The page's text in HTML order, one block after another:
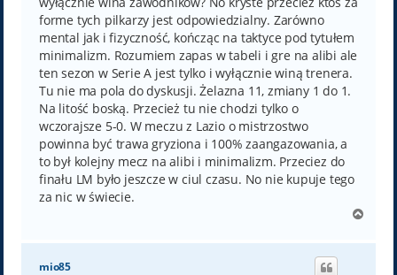
forme tych pilkarzy jest odpowiedzialny. Zarówno
mental jak i fizyczność, kończąc na taktyce pod tytułem
minimalizm. Rozumiem zapas w tabeli i gre na alibi ale
ten sezon w Serie A jest tylko i wyłącznie winą trenera.
Tu nie ma pola do dyskusji. Żelazna 11, zmiany 1 do 1.
Na litość boską. Przecież tu nie chodzi tylko o
wczorajsze 5-0. W meczu z Lazio o mistrzostwo
powinna być trawa gryziona i 100% zaangazowania, a
to był kolejny mecz na alibi i minimalizm. Przeciez do
finału LM było jeszcze w ciul czasu. No nie kupuje tego
za nic w świecie.
g
mio85